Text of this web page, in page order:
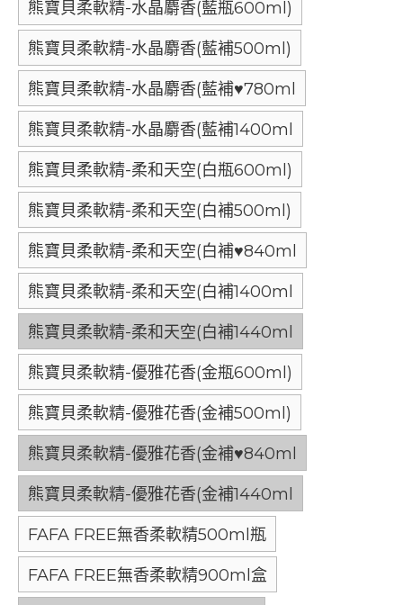
熊寶貝柔軟精-水晶麝香(藍瓶600ml)
熊寶貝柔軟精-水晶麝香(藍補500ml)
熊寶貝柔軟精-水晶麝香(藍補♥780ml
熊寶貝柔軟精-水晶麝香(藍補1400ml
熊寶貝柔軟精-柔和天空(白瓶600ml)
熊寶貝柔軟精-柔和天空(白補500ml)
熊寶貝柔軟精-柔和天空(白補♥840ml
熊寶貝柔軟精-柔和天空(白補1400ml
熊寶貝柔軟精-柔和天空(白補1440ml
熊寶貝柔軟精-優雅花香(金瓶600ml)
熊寶貝柔軟精-優雅花香(金補500ml)
熊寶貝柔軟精-優雅花香(金補♥840ml
熊寶貝柔軟精-優雅花香(金補1440ml
FAFA FREE無香柔軟精500ml瓶
FAFA FREE無香柔軟精900ml盒